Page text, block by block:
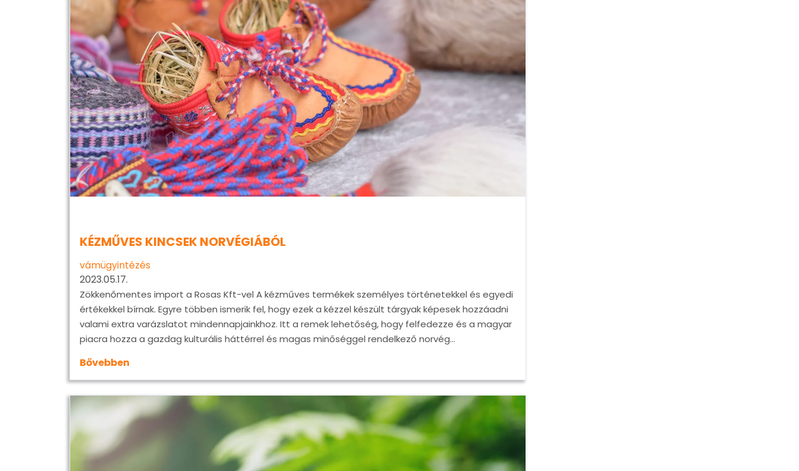
KÉZMŰVES KINCSEK NORVÉGIÁBÓL
vámügyintézés
2023.05.17.
Zökkenőmentes import a Rosas Kft-vel A kézműves termékek személyes történetekkel és egyedi
értékekkel bírnak. Egyre többen ismerik fel, hogy ezek a kézzel készült tárgyak képesek hozzáadni
valami extra varázslatot mindennapjainkhoz. Itt a remek lehetőség, hogy felfedezze és a magyar
piacra hozza a gazdag kulturális háttérrel és magas minőséggel rendelkező norvég…
Bővebben